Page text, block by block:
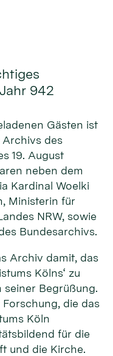
942
Gästen ist
Archivs des
19. August
neben dem
Kardinal Woelki
Ministerin für
NRW, sowie
Bundesarchivs.
Archiv damit, das
Kölns‘ zu
seiner Begrüßung.
die das
Köln
für die
und die Kirche.